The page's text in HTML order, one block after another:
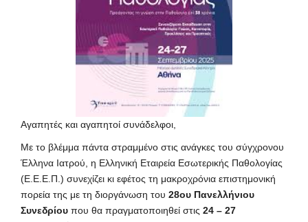
Αγαπητές και αγαπητοί συνάδελφοι,
Με το βλέμμα πάντα στραμμένο στις ανάγκες του σύγχρονου
Έλληνα Ιατρού, η Ελληνική Εταιρεία Εσωτερικής Παθολογίας
(Ε.Ε.Ε.Π.) συνεχίζει κι εφέτος τη μακροχρόνια επιστημονική
πορεία της με τη διοργάνωση του 28ου Πανελλήνιου
Συνεδρίου που θα πραγματοποιηθεί στις 24 – 27